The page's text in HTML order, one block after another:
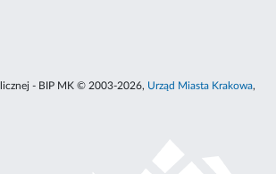
- BIP MK © 2003-2026, Urząd Miasta Krakowa,